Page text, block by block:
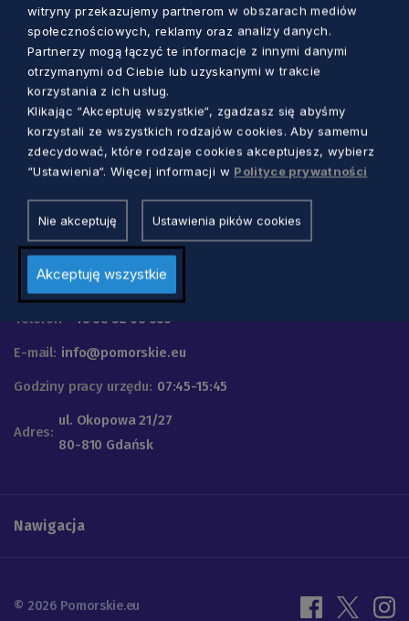
Marcin Szumny 1 rok temu
Urząd Marszałkowski
Województwa Pomorskiego
Telefon +48 58 32 68 555
E-mail: info@pomorskie.eu
Godziny pracy urzędu: 07:45-15:45
Adres:
ul. Okopowa 21/27
80-810 Gdańsk
Nawigacja
© 2026 Pomorskie.eu
witryny przekazujemy partnerom w obszarach mediów
społecznościowych, reklamy oraz analizy danych.
Partnerzy mogą łączyć te informacje z innymi danymi
otrzymanymi od Ciebie lub uzyskanymi w trakcie
korzystania z ich usług.
Klikając “Akceptuję wszystkie“, zgadzasz się abyśmy
korzystali ze wszystkich rodzajów cookies. Aby samemu
zdecydować, które rodzaje cookies akceptujesz, wybierz
“Ustawienia“. Więcej informacji w Polityce prywatności
Nie akceptuję Ustawienia pików cookies
Akceptuję wszystkie